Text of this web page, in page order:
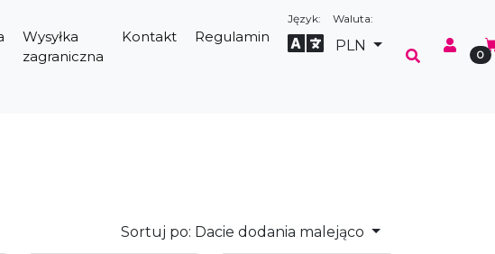
Wysyłka
zagraniczna
Kontakt Regulamin
Język:
Select Language
Waluta:
PLN
0
Sortuj po: Dacie dodania malejąco